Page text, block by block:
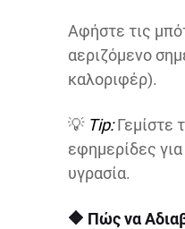
Αφήστε τις
αεριζόμενο
καλοριφέρ).
💡 Τip:Γεμίστε
εφημερίδες
υγρασία.
🔶 Πώς να